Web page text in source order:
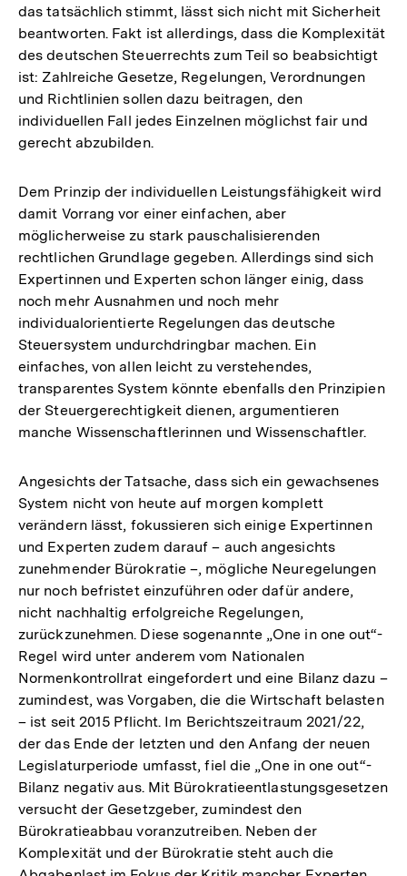
das tatsächlich stimmt, lässt sich nicht mit Sicherheit
beantworten. Fakt ist allerdings, dass die Komplexität
des deutschen Steuerrechts zum Teil so beabsichtigt
ist: Zahlreiche Gesetze, Regelungen, Verordnungen
und Richtlinien sollen dazu beitragen, den
individuellen Fall jedes Einzelnen möglichst fair und
gerecht abzubilden.
Dem Prinzip der individuellen Leistungsfähigkeit wird
damit Vorrang vor einer einfachen, aber
möglicherweise zu stark pauschalisierenden
rechtlichen Grundlage gegeben. Allerdings sind sich
Expertinnen und Experten schon länger einig, dass
noch mehr Ausnahmen und noch mehr
individualorientierte Regelungen das deutsche
Steuersystem undurchdringbar machen. Ein
einfaches, von allen leicht zu verstehendes,
transparentes System könnte ebenfalls den Prinzipien
der Steuergerechtigkeit dienen, argumentieren
manche Wissenschaftlerinnen und Wissenschaftler.
Angesichts der Tatsache, dass sich ein gewachsenes
System nicht von heute auf morgen komplett
verändern lässt, fokussieren sich einige Expertinnen
und Experten zudem darauf – auch angesichts
zunehmender Bürokratie –, mögliche ­Neuregelungen
nur noch befristet einzuführen oder dafür andere,
nicht nachhaltig erfolgreiche Regelungen,
zurückzunehmen. Diese sogenannte „One in one out“-
Regel wird unter anderem vom Natio­nalen
Normenkontrollrat eingefordert und eine Bilanz dazu –
zumindest, was Vorgaben, die die Wirtschaft belasten
– ist seit 2015 Pflicht. Im Berichtszeitraum 2021/22,
der das Ende der letzten und den Anfang der neuen
Legislaturperiode umfasst, fiel die „One in one out“-
Bilanz negativ aus. Mit Bürokratieentlastungsgesetzen
versucht der Gesetzgeber, zumindest den
Bürokratieabbau ­voranzutreiben. Neben der
Komplexität und der ­Bürokratie steht auch die